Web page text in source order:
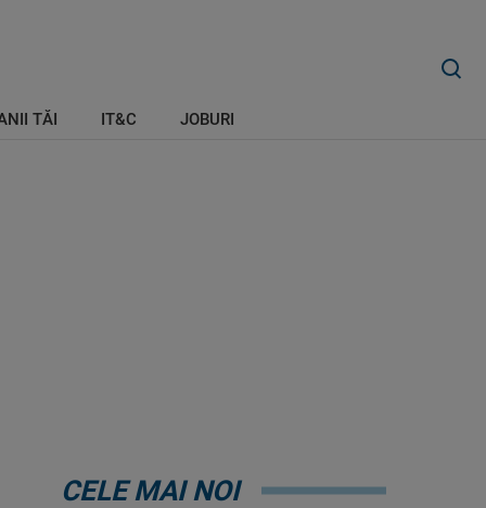
TĂI IT&C JOBURI
CELE MAI NOI